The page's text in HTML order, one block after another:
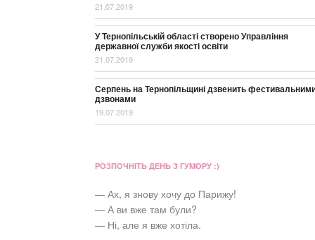
21.07.2019
У Тернопільській області створено Управління
державної служби якості освіти
21.07.2019
Серпень на Тернопільщині дзвенить
дзвонами
19.07.2019
РОЗПОЧНІТЬ ДЕНЬ З ГУМОРУ :)
— Ах, я знову хочу до Парижу!
— А ви вже там були?
— Ні, але я вже хотіла.